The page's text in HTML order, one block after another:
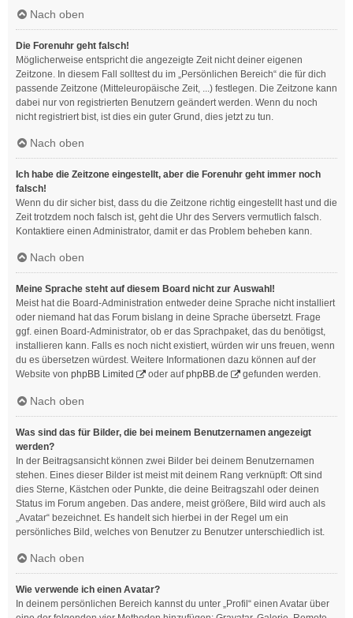
Nach oben
Die Forenuhr geht falsch!
Möglicherweise entspricht die angezeigte Zeit nicht deiner eigenen
Zeitzone. In diesem Fall solltest du im „Persönlichen Bereich“ die für dich
passende Zeitzone (Mitteleuropäische Zeit, ...) festlegen. Die Zeitzone kann
dabei nur von registrierten Benutzern geändert werden. Wenn du noch
nicht registriert bist, ist dies ein guter Grund, dies jetzt zu tun.
Nach oben
Ich habe die Zeitzone eingestellt, aber die Forenuhr geht immer noch
falsch!
Wenn du dir sicher bist, dass du die Zeitzone richtig eingestellt hast und die
Zeit trotzdem noch falsch ist, geht die Uhr des Servers vermutlich falsch.
Kontaktiere einen Administrator, damit er das Problem beheben kann.
Nach oben
Meine Sprache steht auf diesem Board nicht zur Auswahl!
Meist hat die Board-Administration entweder deine Sprache nicht installiert
oder niemand hat das Forum bislang in deine Sprache übersetzt. Frage
ggf. einen Board-Administrator, ob er das Sprachpaket, das du benötigst,
installieren kann. Falls es noch nicht existiert, würden wir uns freuen, wenn
du es übersetzen würdest. Weitere Informationen dazu können auf der
Website von phpBB Limited oder aufphpBB.de gefunden werden.
Nach oben
Was sind das für Bilder, die bei meinem Benutzernamen angezeigt
werden?
In der Beitragsansicht können zwei Bilder bei deinem Benutzernamen
stehen. Eines dieser Bilder ist meist mit deinem Rang verknüpft: Oft sind
dies Sterne, Kästchen oder Punkte, die deine Beitragszahl oder deinen
Status im Forum angeben. Das andere, meist größere, Bild wird auch als
„Avatar“ bezeichnet. Es handelt sich hierbei in der Regel um ein
persönliches Bild, welches von Benutzer zu Benutzer unterschiedlich ist.
Nach oben
Wie verwende ich einen Avatar?
In deinem persönlichen Bereich kannst du unter „Profil“ einen Avatar über